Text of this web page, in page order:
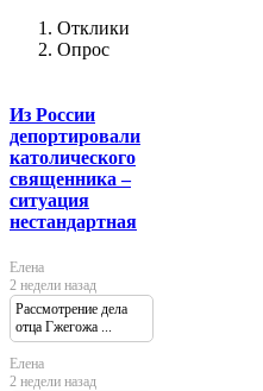
Отклики
Опрос
Из России
депортировали
католического
священника –
ситуация
нестандартная
Елена
2 недели назад
Рассмотрение дела
отца Гжегожа ...
Елена
2 недели назад